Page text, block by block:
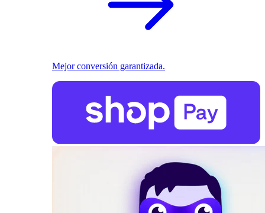
Mejor conversión garantizada.